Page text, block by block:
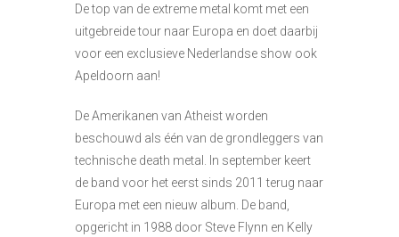
De top van de extreme metal komt met een
uitgebreide tour naar Europa en doet daarbij
voor een exclusieve Nederlandse show ook
Apeldoorn aan!
De Amerikanen van Atheist worden
beschouwd als één van de grondleggers van
technische death metal. In september keert
de band voor het eerst sinds 2011 terug naar
Europa met een nieuw album. De band,
opgericht in 1988 door Steve Flynn en Kelly